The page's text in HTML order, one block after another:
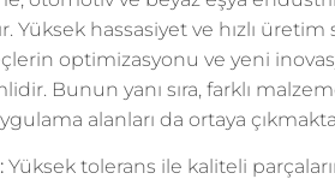
Yüksek hassasiyet ve hızlı
optimizasyonu ve yeni
Bunun yanı sıra, farklı
alanları da ortaya
Yüksek tolerans ile kaliteli